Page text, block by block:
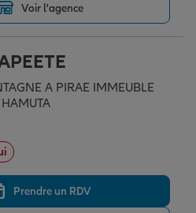
Voir l'agence
A PIRAE IMMEUBLE
Prendre un RDV